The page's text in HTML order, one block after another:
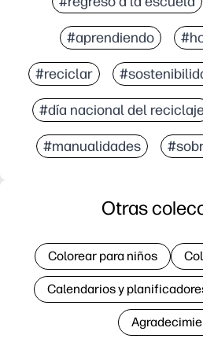
#aprendiendo
#reciclar
#día nacional del
#manualidades
Otras
Colorear para niños
Calendarios y